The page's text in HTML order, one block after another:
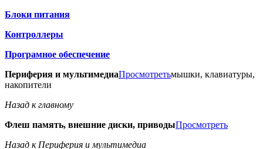
Блоки питания
Контроллеры
Програмное обеспечение
Периферия и мультимедиаПросмотретьмышки, клавиатуры,
накопители
Назад к главному
Флеш память, внешние диски, приводыПросмотреть
Назад к Периферия и мультимедиа